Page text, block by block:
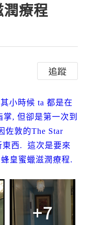
療程
追蹤
小時候 ta 都是在
, 但卻是第一次到
佐敦的The Star
東西. 這次是要來
皇蜜蠟滋潤療程.
+7